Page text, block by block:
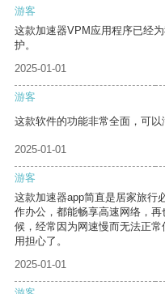
游客
这款加速器VPM应用程序已经
护。
2025-01-01
游客
这款软件的功能非常全面，可以
2025-01-01
游客
这款加速器app简直是居家旅行
作办公，都能畅享高速网络，
候，经常因为网速慢而无法正
用担心了。
2025-01-01